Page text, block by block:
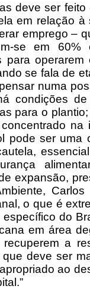
deve ser
em relação à
emprego –
se em 60%
para operarem
se fala de
numa
condições
para o
na
pode ser uma
expansão,
o que é
do
em área
a
deve ser
ao